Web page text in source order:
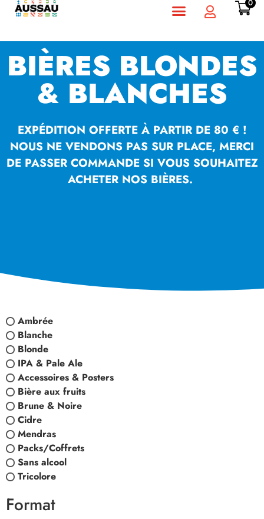
0
BIÈRES BLONDES
& BLANCHES
EXPÉDITION OFFERTE À PARTIR DE 80 € !
NOUS NE VENDONS PAS SUR PLACE, MERCI
DE PASSER COMMANDE SI VOUS SOUHAITEZ
ACHETER NOS BIÈRES.
Ambrée
Blanche
Blonde
IPA & Pale Ale
Accessoires & Posters
Bière aux fruits
Brune & Noire
Cidre
Mendras
Packs/Coffrets
Sans alcool
Tricolore
Format